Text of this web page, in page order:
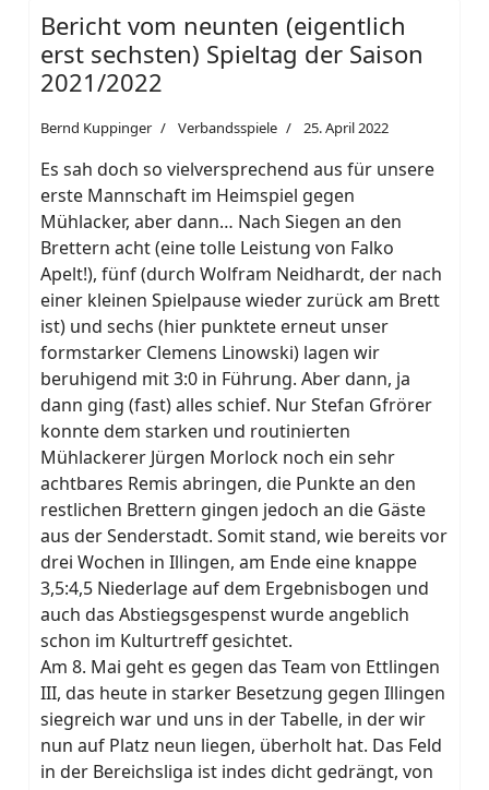
Bericht vom neunten (eigentlich
erst sechsten) Spieltag der Saison
2021/2022
Bernd Kuppinger Verbandsspiele 25. April 2022
Es sah doch so vielversprechend aus für unsere
erste Mannschaft im Heimspiel gegen
Mühlacker, aber dann… Nach Siegen an den
Brettern acht (eine tolle Leistung von Falko
Apelt!), fünf (durch Wolfram Neidhardt, der nach
einer kleinen Spielpause wieder zurück am Brett
ist) und sechs (hier punktete erneut unser
formstarker Clemens Linowski) lagen wir
beruhigend mit 3:0 in Führung. Aber dann, ja
dann ging (fast) alles schief. Nur Stefan Gfrörer
konnte dem starken und routinierten
Mühlackerer Jürgen Morlock noch ein sehr
achtbares Remis abringen, die Punkte an den
restlichen Brettern gingen jedoch an die Gäste
aus der Senderstadt. Somit stand, wie bereits vor
drei Wochen in Illingen, am Ende eine knappe
3,5:4,5 Niederlage auf dem Ergebnisbogen und
auch das Abstiegsgespenst wurde angeblich
schon im Kulturtreff gesichtet.
Am 8. Mai geht es gegen das Team von Ettlingen
III, das heute in starker Besetzung gegen Illingen
siegreich war und uns in der Tabelle, in der wir
nun auf Platz neun liegen, überholt hat. Das Feld
in der Bereichsliga ist indes dicht gedrängt, von